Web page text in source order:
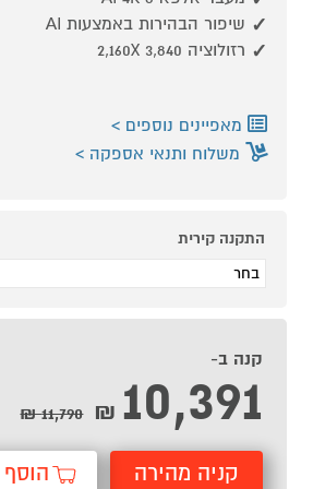
שיפור הבהירות באמצעות AI
רזולוציה 3,840 2,160X
מאפיינים נוספים
משלוח ותנאי אספקה
התקנה קירית
בחר
קנה ב-
10,391
₪
11,790 ₪
קניה מהירה